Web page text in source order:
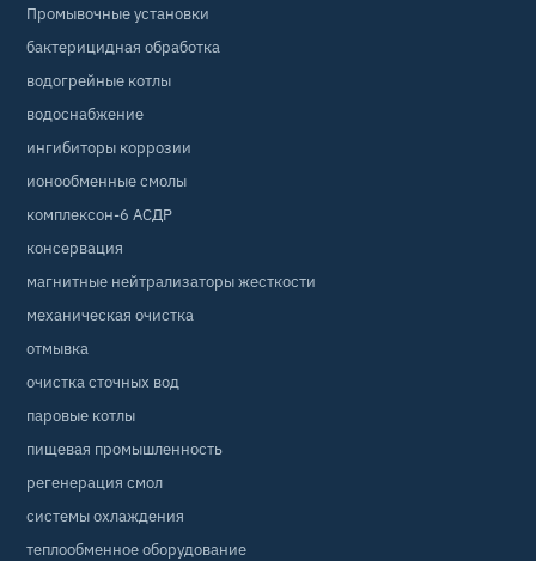
Промывочные установки
бактерицидная обработка
водогрейные котлы
водоснабжение
ингибиторы коррозии
ионообменные смолы
комплексон-6 АСДР
консервация
магнитные нейтрализаторы жесткости
механическая очистка
отмывка
очистка сточных вод
паровые котлы
пищевая промышленность
регенерация смол
системы охлаждения
теплообменное оборудование